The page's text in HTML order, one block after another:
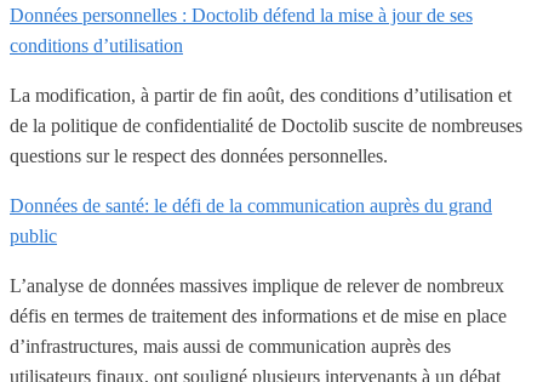
Données personnelles : Doctolib défend la mise à jour de ses
conditions d’utilisation
La modification, à partir de fin août, des conditions d’utilisation et
de la politique de confidentialité de Doctolib suscite de nombreuses
questions sur le respect des données personnelles.
Données de santé: le défi de la communication auprès du grand
public
L’analyse de données massives implique de relever de nombreux
défis en termes de traitement des informations et de mise en place
d’infrastructures, mais aussi de communication auprès des
utilisateurs finaux, ont souligné plusieurs intervenants à un débat